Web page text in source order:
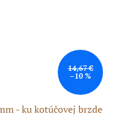
14,67 €
–10 %
- ku kotúčovej brzde